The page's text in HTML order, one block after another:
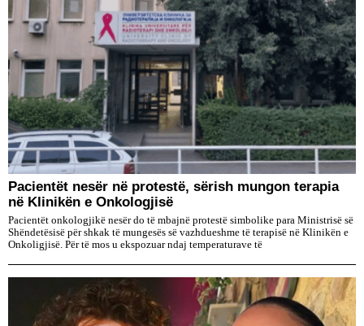
Pacientët nesër në protestë, sërish mungon terapia
në Klinikën e Onkologjisë
Pacientët onkologjikë nesër do të mbajnë protestë simbolike para Ministrisë së
Shëndetësisë për shkak të mungesës së vazhdueshme të terapisë në Klinikën e
Onkoligjisë. Për të mos u ekspozuar ndaj temperaturave të